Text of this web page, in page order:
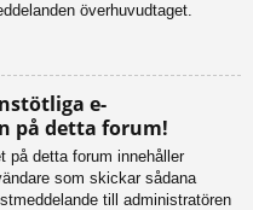
överhuvudtaget.
e-
på detta forum!
på detta forum innehåller
som skickar sådana
till administratören